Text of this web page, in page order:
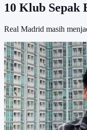
10 Klub Sepak
Real Madrid masih